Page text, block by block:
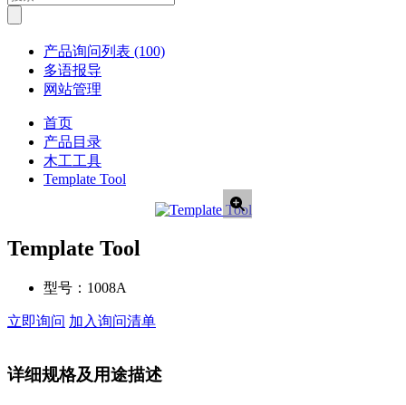
产品询问列表 (100)
多语报导
网站管理
首页
产品目录
木工工具
Template Tool
Template Tool
型号： 1008A
立即询问 加入询问清单
详细规格及用途描述